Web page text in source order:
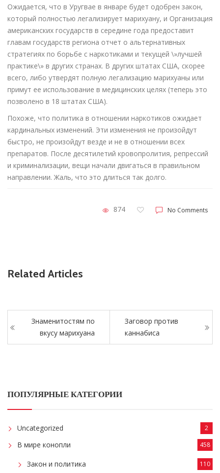
Ожидается, что в Уругвае в январе будет одобрен закон,
который полностью легализирует марихуану, и Организация
американских государств в середине года предоставит
главам государств региона отчет о альтернативных
стратегиях по борьбе с наркотиками и текущей \»лучшей
практике\» в других странах. В других штатах США, скорее
всего, либо утвердят полную легализацию марихуаны или
примут ее использование в медицинских целях (теперь это
позволено в 18 штатах США).
Похоже, что политика в отношении наркотиков ожидает
кардинальных изменений. Эти изменения не произойдут
быстро, не произойдут везде и не в отношении всех
препаратов. После десятилетий кровопролития, репрессий
и криминализации, вещи начали двигаться в правильном
направлении. Жаль, что это длиться так долго.
874 No Comments
Related Articles
Знаменитостям по
вкусу марихуана
Заговор против
каннабиса
ПОПУЛЯРНЫЕ КАТЕГОРИИ
Uncategorized 2
В мире конопли 458
Закон и политика 110